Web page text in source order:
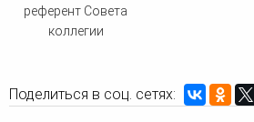
референт Совета
коллегии
Поделиться в соц. сетях: